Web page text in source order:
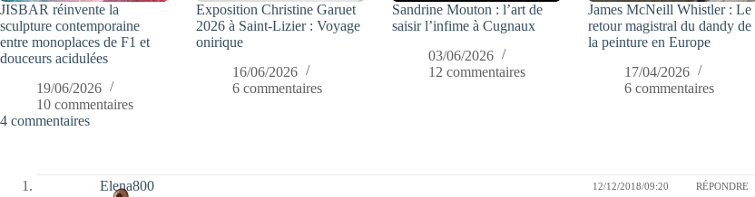
JISBAR réinvente la
sculpture contemporaine
entre monoplaces de F1 et
douceurs acidulées
19/06/2026
10 commentaires
Exposition Christine Garuet
2026 à Saint-Lizier : Voyage
onirique
16/06/2026
6 commentaires
Sandrine Mouton : l’art de
saisir l’infime à Cugnaux
03/06/2026
12 commentaires
James McNeill Whistler : Le
retour magistral du dandy de
la peinture en Europe
17/04/2026
6 commentaires
4 commentaires
Elena800 12/12/2018/09:20 RÉPONDRE